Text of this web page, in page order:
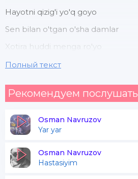
Hayotni qizig'i yo'q goyo
Sen bilan o'tgan o'sha damlar
Xotira huddi menga ro'yo
Sog'indim sog'indim
Agarda kech bo'lmasa
Iltimos kech bo'lmasa
Tushlarimga kir
Полный текст
Рекомендуем послушать
Osman Navruzov
Yar yar
Osman Navruzov
Hastasiyim